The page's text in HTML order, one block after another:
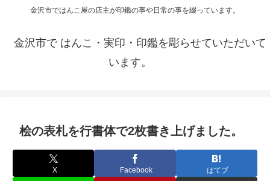
金沢市ではんこ屋の店主が印鑑の事や日常の事を綴っています。
金沢市で はんこ・実印・印鑑を彫らせていただいて
います。
桧の表札を行書体で2枚書き上げました。
X Facebook はてブ